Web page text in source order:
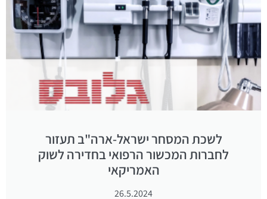
לשכת המסחר ישראל-ארה"ב תעזור
לחברות המכשור הרפואי בחדירה לשוק
האמריקאי
26.5.2024